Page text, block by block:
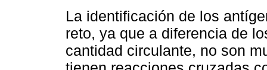
La identificación de los
reto, ya que a diferencia de
cantidad circulante, no son